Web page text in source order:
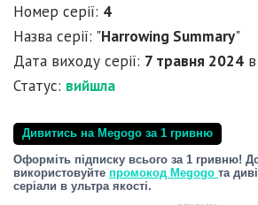
Номер серії: 4
Назва серії: "Harrowing Summary"
Дата виходу серії: 7 травня 2024 в
Статус: вийшла
Дивитись на Megogo за 1 гривню
Оформіть підписку всього за 1 гривню!
використовуйте промокод Megogo та
серіали в ультра якості.